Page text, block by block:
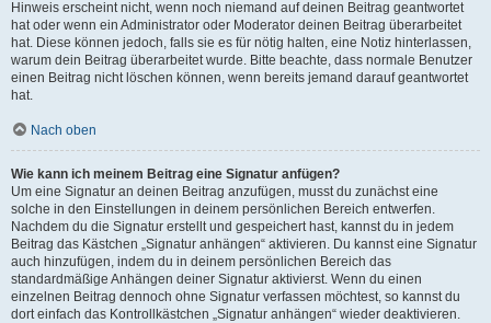
Hinweis erscheint nicht, wenn noch niemand auf deinen Beitrag geantwortet
hat oder wenn ein Administrator oder Moderator deinen Beitrag überarbeitet
hat. Diese können jedoch, falls sie es für nötig halten, eine Notiz hinterlassen,
warum dein Beitrag überarbeitet wurde. Bitte beachte, dass normale Benutzer
einen Beitrag nicht löschen können, wenn bereits jemand darauf geantwortet
hat.
Nach oben
Wie kann ich meinem Beitrag eine Signatur anfügen?
Um eine Signatur an deinen Beitrag anzufügen, musst du zunächst eine
solche in den Einstellungen in deinem persönlichen Bereich entwerfen.
Nachdem du die Signatur erstellt und gespeichert hast, kannst du in jedem
Beitrag das Kästchen „Signatur anhängen“ aktivieren. Du kannst eine Signatur
auch hinzufügen, indem du in deinem persönlichen Bereich das
standardmäßige Anhängen deiner Signatur aktivierst. Wenn du einen
einzelnen Beitrag dennoch ohne Signatur verfassen möchtest, so kannst du
dort einfach das Kontrollkästchen „Signatur anhängen“ wieder deaktivieren.